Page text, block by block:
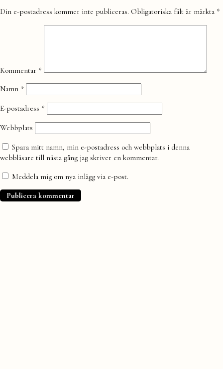
Din e-postadress kommer inte publiceras. Obligatoriska fält är märkta *
Kommentar *
Namn *
E-postadress *
Webbplats
Spara mitt namn, min e-postadress och webbplats i denna
webbläsare till nästa gång jag skriver en kommentar.
Meddela mig om nya inlägg via e-post.